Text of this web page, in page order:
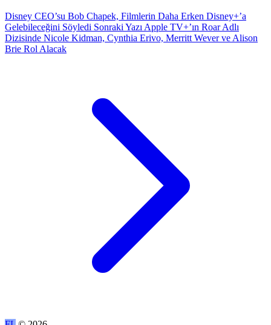
Disney CEO’su Bob Chapek, Filmlerin Daha Erken Disney+’a
Gelebileceğini Söyledi Sonraki Yazı Apple TV+’ın Roar Adlı
Dizisinde Nicole Kidman, Cynthia Erivo, Merritt Wever ve Alison
Brie Rol Alacak